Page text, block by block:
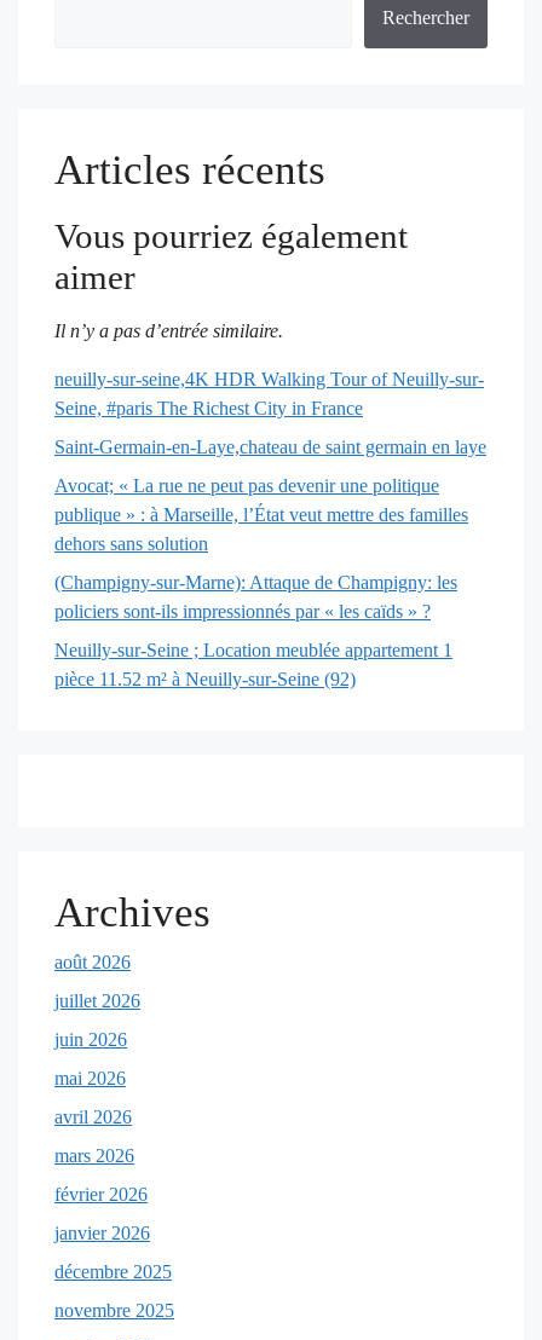
Rechercher
Articles récents
Vous pourriez également
aimer
Il n’y a pas d’entrée similaire.
neuilly-sur-seine,4K HDR Walking Tour of Neuilly-sur-
Seine, #paris The Richest City in France
Saint-Germain-en-Laye,chateau de saint germain en laye
Avocat; « La rue ne peut pas devenir une politique
publique » : à Marseille, l’État veut mettre des familles
dehors sans solution
(Champigny-sur-Marne): Attaque de Champigny: les
policiers sont-ils impressionnés par « les caïds » ?
Neuilly-sur-Seine ; Location meublée appartement 1
pièce 11.52 m² à Neuilly-sur-Seine (92)
Archives
août 2026
juillet 2026
juin 2026
mai 2026
avril 2026
mars 2026
février 2026
janvier 2026
décembre 2025
novembre 2025